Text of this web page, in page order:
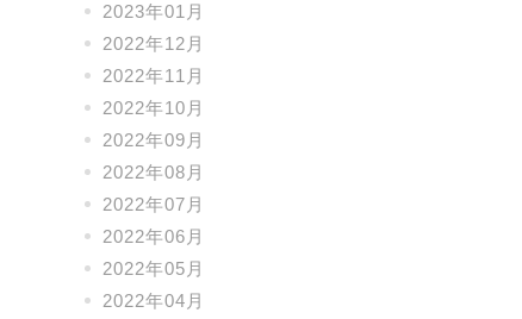
2023年01月
2022年12月
2022年11月
2022年10月
2022年09月
2022年08月
2022年07月
2022年06月
2022年05月
2022年04月